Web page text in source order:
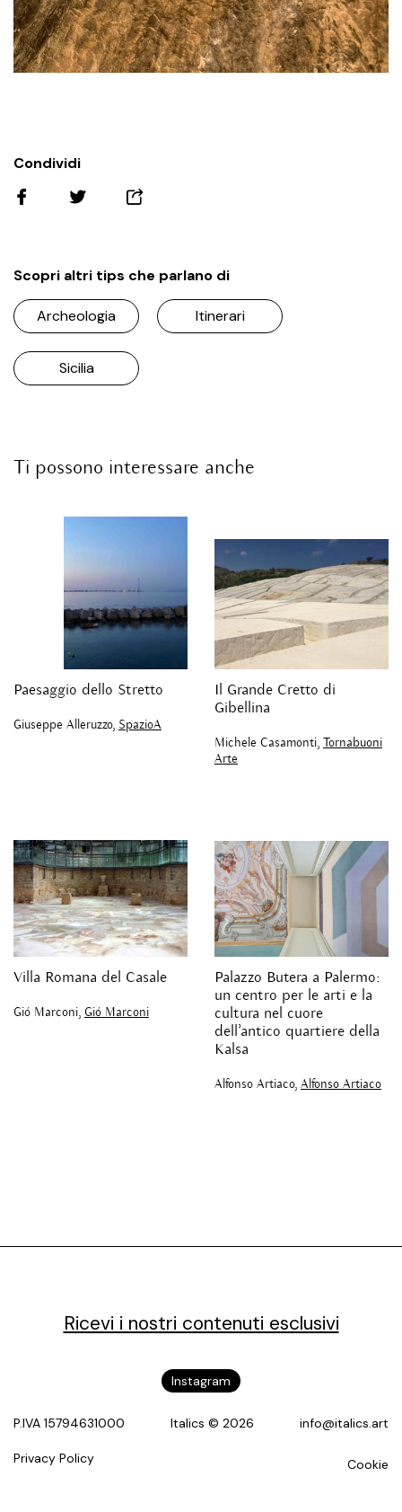
Condividi
Scopri altri tips che parlano di
Archeologia Itinerari
Sicilia
Ti possono interessare anche
Paesaggio dello Stretto
Giuseppe Alleruzzo, SpazioA
Il Grande Cretto di
Gibellina
Michele Casamonti, Tornabuoni
Arte
Villa Romana del Casale
Gió Marconi, Gió Marconi
Palazzo Butera a Palermo:
un centro per le arti e la
cultura nel cuore
dell’antico quartiere della
Kalsa
Alfonso Artiaco, Alfonso Artiaco
Ricevi i nostri contenuti esclusivi
Instagram
P.IVA 15794631000 Italics © 2026 info@italics.art
Privacy Policy Cookie